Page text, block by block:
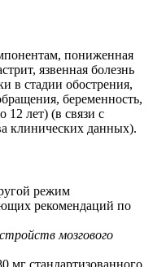
пониженная
язвенная болезнь
в стадии обострения,
беременность,
12 лет) (в связи с
клинических данных).
режим
рекомендаций по
мозгового